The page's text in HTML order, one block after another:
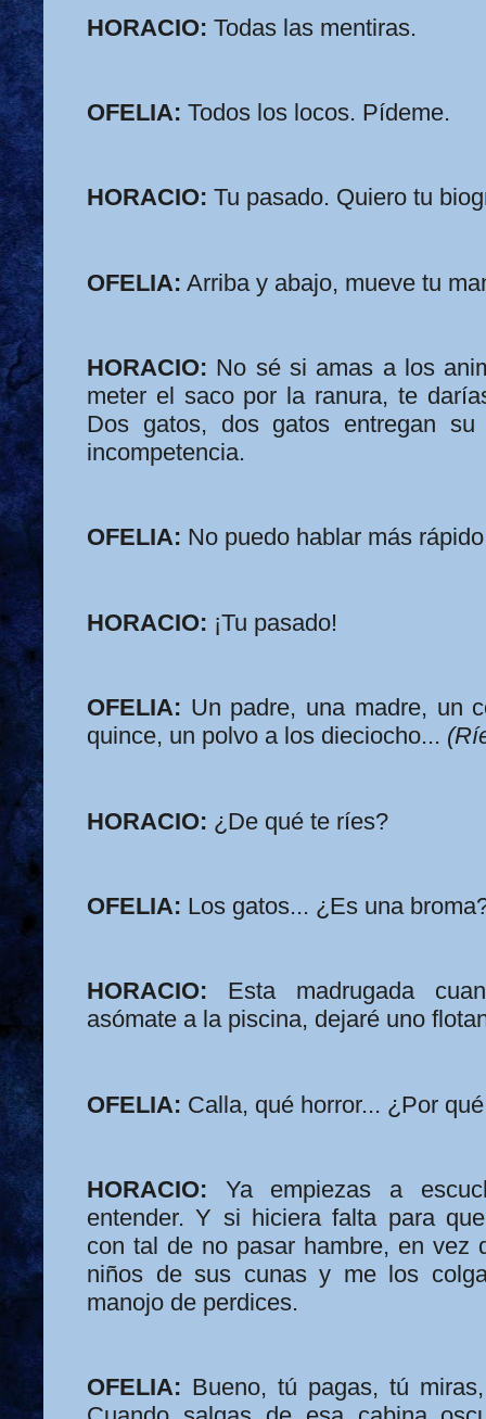
HORACIO: Todas las mentiras.
OFELIA: Todos los locos. Pídeme.
HORACIO: Tu pasado. Quiero tu
OFELIA: Arriba y abajo, mueve tu
HORACIO: No sé si amas a los
meter el saco por la ranura, te
Dos gatos, dos gatos entregan
incompetencia.
OFELIA: No puedo hablar más
HORACIO: ¡Tu pasado!
OFELIA: Un padre, una madre, un
quince, un polvo a los dieciocho...
HORACIO: ¿De qué te ríes?
OFELIA: Los gatos... ¿Es una
HORACIO: Esta madrugada
asómate a la piscina, dejaré uno
OFELIA: Calla, qué horror... ¿Por
HORACIO: Ya empiezas a
entender. Y si hiciera falta para
con tal de no pasar hambre, en vez
niños de sus cunas y me los
manojo de perdices.
OFELIA: Bueno, tú pagas, tú